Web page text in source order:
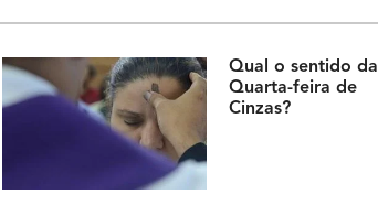
Qual o sentido da
Quarta-feira de
Cinzas?